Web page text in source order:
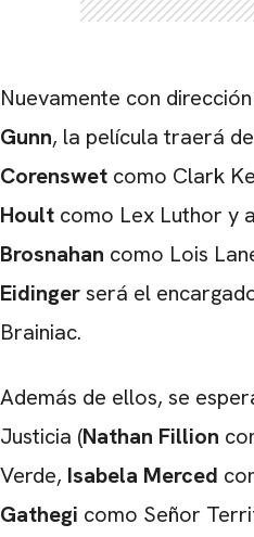
Nuevamente con
Gunn, la película traerá
Corenswet como Clark
Hoult como Lex Luthor y a
Brosnahan como Lois
Eidingerserá el
Brainiac.
Además de ellos, se
Justicia (Nathan Fillion
Verde, Isabela Merced
Gathegi como Señor
CARREGANDO